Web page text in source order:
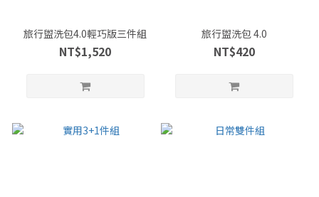
旅行盥洗包4.0輕巧版三件組
NT$1,520
旅行盥洗包 4.0
NT$420